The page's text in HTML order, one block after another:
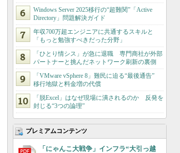
Windows Server 2025移行の“超難関”「Active
Directory」問題解決ガイド
年収700万超エンジニアに共通するスキルと
「もっと勉強すべきだった分野」
「ひとり情シス」が急に退職 専門商社が外部
パートナーと挑んだネットワーク刷新の裏側
「VMware vSphere 8」難民に迫る“最後通告”
移行地獄と料金増の代償
「脱Excel」はなぜ現場に潰されるのか 反発を
封じる“3つの論理”
プレミアムコンテンツ
「にゃんこ大戦争」インフラ“大引っ越